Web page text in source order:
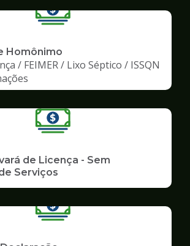
Homônimo
/ FEIMER / Lixo Séptico / ISSQN
de Licença - Sem
Serviços